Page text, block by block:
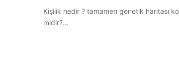
Kişilik nedir ? tamamen genetik haritası
midir?…